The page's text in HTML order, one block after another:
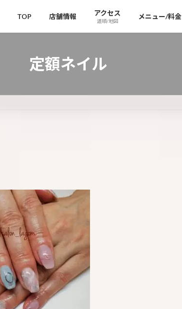
TOP 店舗情報 アクセス
道順/地図
メニュー/料金
定額ネイル